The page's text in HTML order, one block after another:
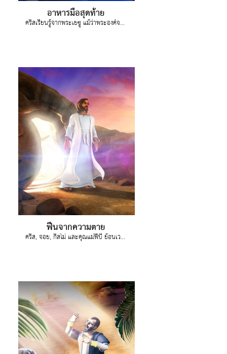
อาหารมื้อสุดท้าย
คริสเรียนรู้จากพระเยซู แม้ว่าพระองค์จะโด่งดังมีชื่อเสียงมาก พระองค์ถ่อมพระองค์ลงและรับใช้สาวกทั้ง 12 คน
ฟื้นจากความตาย
คริส, จอย, กิสโม่ และคุณแม่ฟีบี้ ย้อนเวลากับไปพบกับมารีย์คุณแม่ของพระเยซู และอยู่ในช่วงเวลาที่พระเยซูถูกตรึง